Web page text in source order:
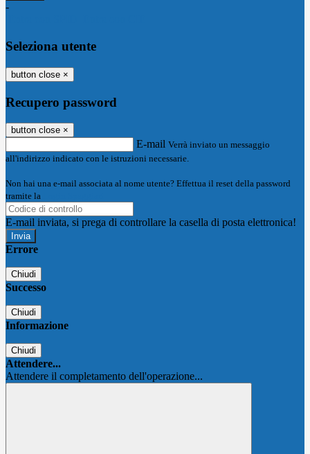
-
Seleziona utente
button close ×
Recupero password
button close ×
E-mail Verrà inviato un messaggio
all'indirizzo indicato con le istruzioni necessarie.
Non hai una e-mail associata al nome utente? Effettua il reset della password
tramite la
E-mail inviata, si prega di controllare la casella di posta elettronica!
Errore
Chiudi
Successo
Chiudi
Informazione
Chiudi
Attendere...
Attendere il completamento dell'operazione...